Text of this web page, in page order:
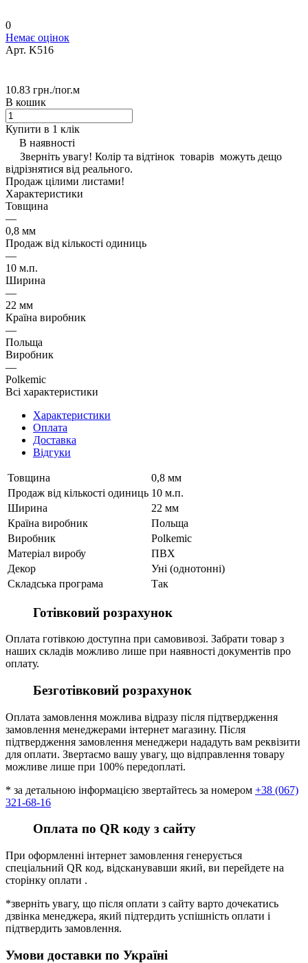
0
Немає оцінок
Арт. K516
10.83 грн./пог.м
В кошик
Купити в 1 клік
В наявності
Зверніть увагу! Колір та відтінок товарів можуть дещо
відрізнятися від реального.
Продаж цілими листами!
Характеристики
Товщина
—
0,8 мм
Продаж від кількості одиниць
—
10 м.п.
Ширина
—
22 мм
Країна виробник
—
Польща
Виробник
—
Polkemic
Всі характеристики
Характеристики
Оплата
Доставка
Відгуки
Товщина
0,8 мм
Продаж від кількості одиниць 10 м.п.
Ширина
22 мм
Країна виробник
Польща
Виробник
Polkemic
Матеріал виробу
ПВХ
Декор
Уні (однотонні)
Складська програма
Так
Готівковий розрахунок
Оплата готівкою доступна при самовивозі. Забрати товар з
наших складів можливо лише при наявності документів про
оплату.
Безготівковий розрахунок
Оплата замовлення можлива відразу після підтвердження
замовлення менеджерами інтернет магазину. Після
підтвердження замовлення менеджери нададуть вам реквізити
для оплати. Звертаємо вашу увагу, що відправлення товару
можливе лише при 100% передоплаті.
* за детальною інформацією звертайтесь за номером +38 (067)
321-68-16
Оплата по QR коду з сайту
При оформленні інтернет замовлення генерується
спеціальний QR код, відсканувавши який, ви перейдете на
сторінку оплати .
*зверніть увагу, що після оплати з сайту варто дочекатись
дзвінка менеджера, який підтердить успішність оплати і
підтвердить замовлення.
Умови доставки по Україні